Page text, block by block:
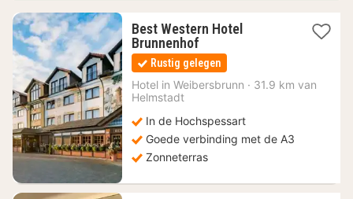
Best Western Hotel
Brunnenhof1
nacht
vanaf
127
Rustig gelegen
Hotel in Weibersbrunn · 31.9 km van
Helmstadt
In de Hochspessart
Goede verbinding met de A3
Zonneterras